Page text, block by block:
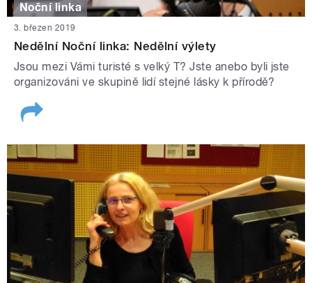
Noční linka
3. březen 2019
Nedělní Noční linka: Nedělní výlety
Jsou mezi Vámi turisté s velký T? Jste anebo byli jste
organizováni ve skupině lidí stejné lásky k přírodě?